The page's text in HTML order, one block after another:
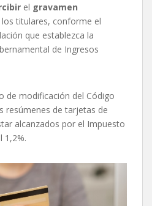
el gravamen
titulares, conforme el
que establezca la
de Ingresos
de modificación del Código
resúmenes de tarjetas de
alcanzados por el Impuesto
1,2%.